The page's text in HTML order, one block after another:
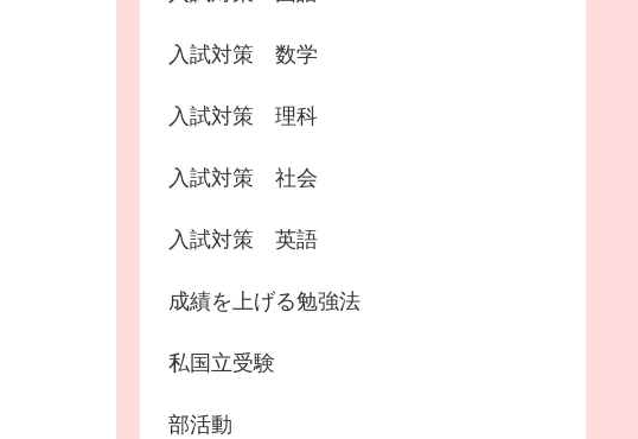
入試対策 数学
入試対策 理科
入試対策 社会
入試対策 英語
成績を上げる勉強法
私国立受験
部活動